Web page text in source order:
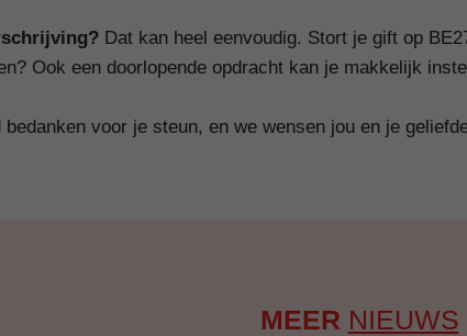
Dat kan heel eenvoudig. Stort je gift op
Ook een doorlopende opdracht kan je makkelijk
voor je steun, en we wensen jou en je
MEER NIEUWS